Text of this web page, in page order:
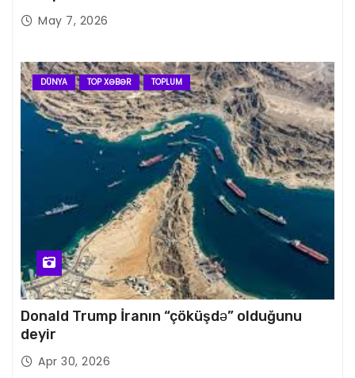
May 7, 2026
DÜNYA TOP XƏBƏR TOPLUM
Donald Trump İranın “çöküşdə” olduğunu
deyir
Apr 30, 2026